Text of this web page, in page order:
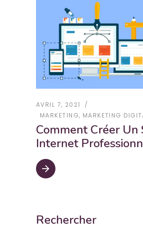
AVRIL 7, 2021
MARKETING, MARKETING
Comment Créer Un
Internet
arrow_forward
Rechercher